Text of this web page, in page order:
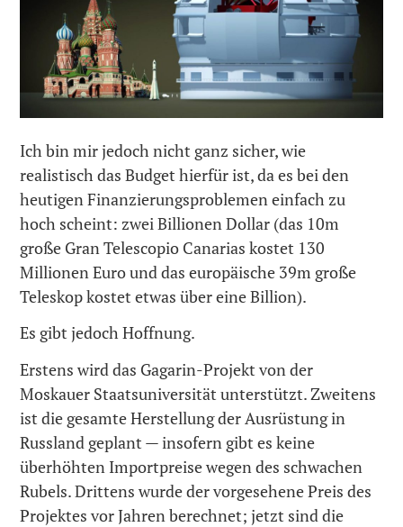
Ich bin mir jedoch nicht ganz sicher, wie
realistisch das Budget hierfür ist, da es bei den
heutigen Finanzierungsproblemen einfach zu
hoch scheint: zwei Billionen Dollar (das 10m
große Gran Telescopio Canarias kostet 130
Millionen Euro und das europäische 39m große
Teleskop kostet etwas über eine Billion).
Es gibt jedoch Hoffnung.
Erstens wird das Gagarin-Projekt von der
Moskauer Staatsuniversität unterstützt. Zweitens
ist die gesamte Herstellung der Ausrüstung in
Russland geplant — insofern gibt es keine
überhöhten Importpreise wegen des schwachen
Rubels. Drittens wurde der vorgesehene Preis des
Projektes vor Jahren berechnet; jetzt sind die